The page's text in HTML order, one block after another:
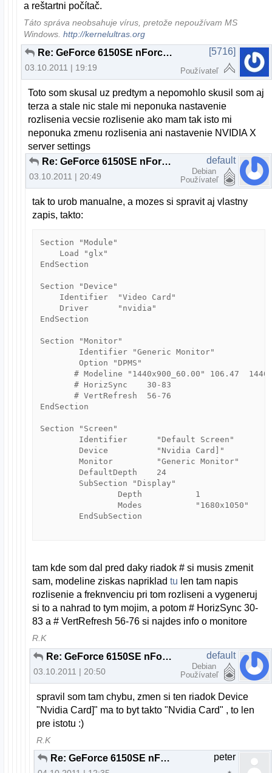
a reštartni počítač.
Táto správa neobsahuje vírus, pretože nepoužívam MS
Windows.http://kernelultras.org
Re: GeForce 6150SE nForce 430 + ubuntu 11.04 resolution problem
03.10.2011 | 19:19
[5716]
Používateľ
Toto som skusal uz predtym a nepomohlo skusil som aj
terza a stale nic stale mi neponuka nastavenie
rozlisenia vecsie rozlisenie ako mam tak isto mi
neponuka zmenu rozlisenia ani nastavenie NVIDIA X
server settings
Re: GeForce 6150SE nForce 430 + ubuntu 11.04 resolution problem
03.10.2011 | 20:49
default
Debian
Používateľ
tak to urob manualne, a mozes si spravit aj vlastny
zapis, takto:
Section "Module"
    Load "glx"
EndSection
Section "Device"
    Identifier  "Video Card"
    Driver      "nvidia"
EndSection
Section "Monitor"
        Identifier "Generic Monitor"
        Option "DPMS"
# Modeline "1440x900_60.00" 106.47
       # HorizSync    30-83
       # VertRefresh  56-76
EndSection
Section "Screen"
	Monitor		"Generic Monitor"
		Modes		"1680x1050"
tam kde som dal pred daky riadok # si musis zmenit
sam, modeline ziskas naprikladtu len tam napis
rozlisenie a freknvenciu pri tom rozliseni a vygeneruj
si to a nahrad to tym mojim, a potom # HorizSync 30-
83 a # VertRefresh 56-76 si najdes info o monitore
R.K
Re: GeForce 6150SE nForce 430 + ubuntu 11.04 resolution problem
03.10.2011 | 20:50
default
Debian
Používateľ
spravil som tam chybu, zmen si ten riadok Device
"Nvidia Card]" ma to byt takto "Nvidia Card" , to len
pre istotu :)
R.K
Re: GeForce 6150SE nForce 430 + ubuntu 11.04 resolution problem peter